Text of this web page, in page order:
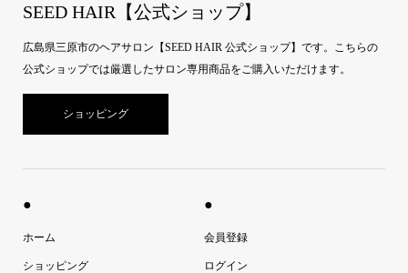
SEED HAIR【公式ショップ】
広島県三原市のヘアサロン【SEED HAIR 公式ショップ】です。こちらの
公式ショップでは厳選したサロン専用商品をご購入いただけます。
ショッピング
●
ホーム
ショッピング
●
会員登録
ログイン